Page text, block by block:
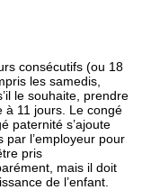
consécutifs (ou 18
les samedis,
le souhaite, prendre
à 11 jours. Le congé
paternité s’ajoute
par l’employeur pour
pris
mais il doit
de l’enfant.